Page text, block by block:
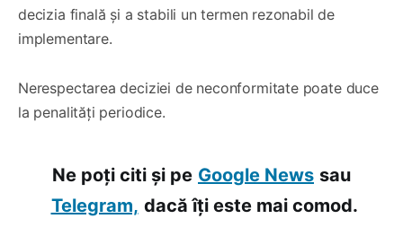
decizia finală și a stabili un termen rezonabil de
implementare.
Nerespectarea deciziei de neconformitate poate duce
la penalități periodice.
Ne poți citi și pe Google News sau
Telegram, dacă îți este mai comod.